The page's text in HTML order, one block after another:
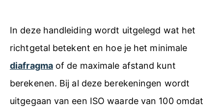
In deze handleiding wordt uitgelegd wat het
richtgetal betekent en hoe je het minimale
diafragmaof de maximale afstand kunt
berekenen. Bij al deze berekeningen wordt
uitgegaan van een ISO waarde van 100 omdat